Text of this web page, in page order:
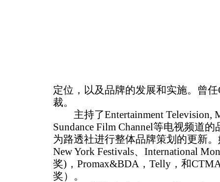
定位，以及品牌的发展和实施。曾
裁。
主持了Entertainment Television,
Sundance Film Channel等电视频道
为路透社进行整体品牌策划的更新
New York Festivals、International
奖)，Promax&BDA，Telly，和
奖）。